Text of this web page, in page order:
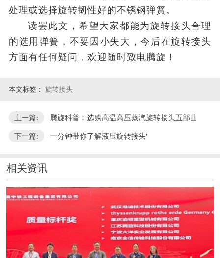
处理或选择旋转韧性好的不锈钢弹簧。
读罢此文，希望大家都能为旋转接头合理
的选用弹簧，不要因小失大，今后在旋转接头
方面有任何疑问，欢迎随时致电腾旋！
本文标签： 旋转接头
上一篇: 腾旋科普：选购高温高压蒸汽旋转接头五部曲
下一篇: 一分钟带你了解液压旋转接头"
相关资讯